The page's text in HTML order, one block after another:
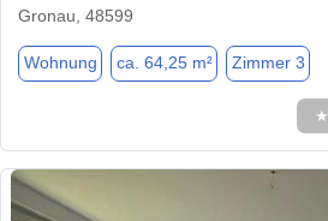
Gronau, 48599
Wohnung ca. 64,25 m² Zimmer 3
★